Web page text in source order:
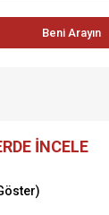
İNCELE